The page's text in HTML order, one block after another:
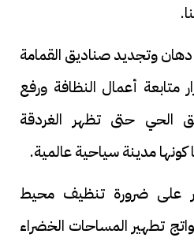
وتجديد صناديق القمامة
متابعة أعمال النظافة ورفع
الحي حتى تظهر الغردقة
كونها مدينة سياحية عالمية.
على ضرورة تنظيف محيط
تطهير المساحات الخضراء